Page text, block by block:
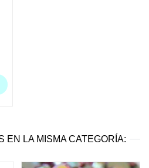
EN LA MISMA CATEGORÍA: